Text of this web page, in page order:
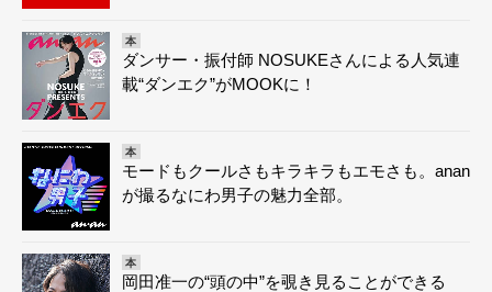
本
ダンサー・振付師 NOSUKEさんによる人気連
載“ダンエク”がMOOKに！
本
モードもクールさもキラキラもエモさも。anan
が撮るなにわ男子の魅力全部。
本
岡田准一の“頭の中”を覗き見ることができる